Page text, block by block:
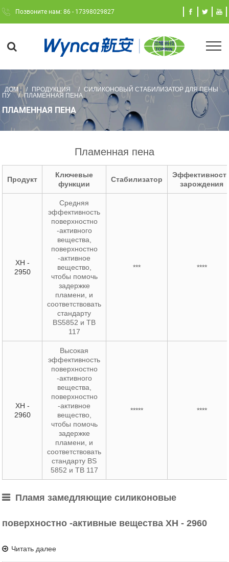
Позвоните нам: 86 - 17398029827
ДОМ ПРОДУКЦИЯ
СИЛИКОНОВЫЙ СТАБИЛИЗАТОР ДЛЯ ПЕНЫ
ПУ
ПЛАМЕННАЯ ПЕНА
ПЛАМЕННАЯ ПЕНА
Пламенная пена
Продукт
Ключевые
функции
Стабилизатор
зарождения
XH -
2950
Средняя
эффективность
поверхностно
-активного
вещества,
поверхностно
-активное
вещество,
чтобы помочь
задержке
пламени, и
соответствовать
стандарту
BS5852 и TB
117
*** ****
XH -
2960
Высокая
эффективность
поверхностно
-активного
вещества,
поверхностно
-активное
вещество,
чтобы помочь
задержке
пламени, и
соответствовать
стандарту BS
5852 и TB 117
***** ****
Пламя замедляющие силиконовые
поверхностно -активные вещества XH - 2960
Читать далее